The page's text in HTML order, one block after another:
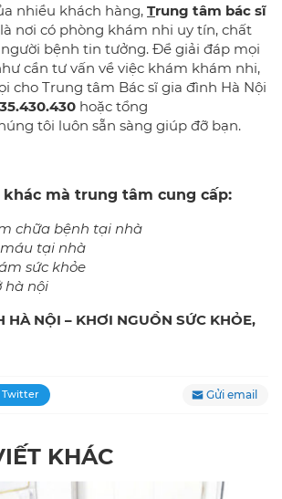
nhiều khách hàng, Trung tâm bác sĩ
là nơi có phòng khám nhi uy tín, chất
bệnh tin tưởng. Để giải đáp mọi
cần tư vấn về việc khám khám nhi,
cho Trung tâm Bác sĩ gia đình Hà Nội
hoặc tổng
tôi luôn sẵn sàng giúp đỡ bạn.
khác mà trung tâm cung cấp:
chữa bệnh tại nhà
tại nhà
sức khỏe
hà nội
HÀ NỘI – KHƠI NGUỒN SỨC KHỎE,
Twitter Gửi email
KHÁC